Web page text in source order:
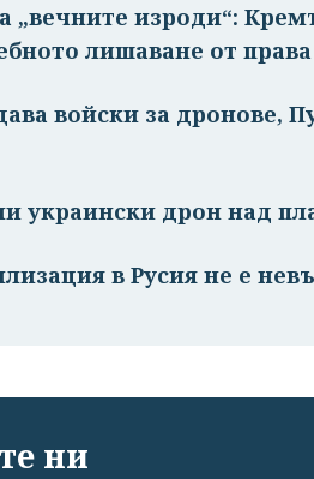
„вечните изроди“:
лишаване от права
войски за дронове,
украински дрон над
в Русия не е
ни